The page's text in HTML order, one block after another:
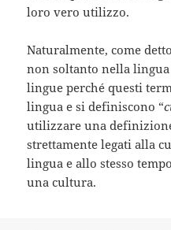
loro vero utilizzo.
Naturalmente, come
non soltanto nella
lingue perché questi
lingua e si definiscono “
utilizzare una
strettamente legati alla
lingua e allo stesso
una cultura.